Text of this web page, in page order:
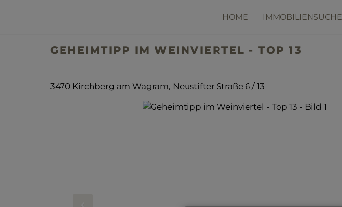
HOME IMMOBILIENSUCHE
GEHEIMTIPP IM WEINVIERTEL - TOP 13
3470 Kirchberg am Wagram, Neustifter Straße 6 / 13